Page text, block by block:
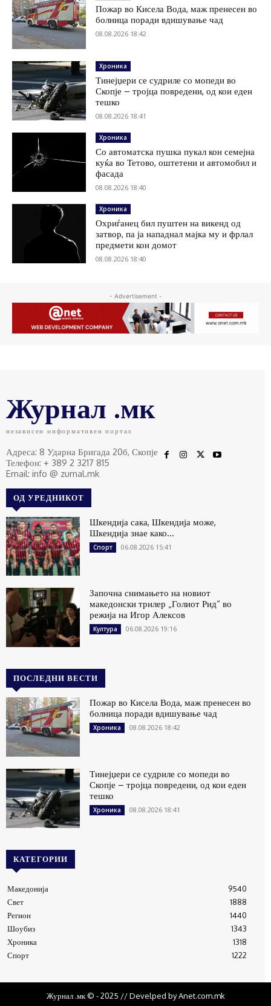
Пожар во Кисела Вода, маж пренесен во
болница поради вдишување чад
08.08.2026 18:42
Хроника
Тинејџери се судриле со мопеди во
Скопје – тројца повредени, од кои еден
тешко
08.08.2026 18:41
Хроника
Со автоматска пушка пукал кон семејна
куќа во Тетово, оштетени и автомобил и
фасада
08.08.2026 18:40
Хроника
Охриѓанец бил пуштен на викенд од
затвор, па ја нападнал мајка му и фрлал
предмети кон домот
08.08.2026 18:40
- Advertisement -
Журнал .мк
независен информативен портал
Адреса: 8 Ударна Бригада 20б, Скопје
Телефон: + 389 2 3217 815
Email: info @ zurnal.mk
ОД УРЕДНИКОТ
Шкендија сака, Шкендија може,
Шкендија знае како…
Спорт 06.08.2026 15:41
Започна снимањето на новиот
македонски трилер „Голиот Рид“ во
режија на Игор Алексов
Култура 06.08.2026 19:16
ПОСЛЕДНИ ВЕСТИ
Пожар во Кисела Вода, маж пренесен во
болница поради вдишување чад
Хроника 08.08.2026 18:42
Тинејџери се судриле со мопеди во
Скопје – тројца повредени, од кои еден
тешко
Хроника 08.08.2026 18:41
КАТЕГОРИИ
Македонија
9540
Свет
1888
Регион
1440
Шоубиз
1343
Хроника
1318
Спорт
1222
Журнал .мк © - 2025 // Develped by Anet.com.mk